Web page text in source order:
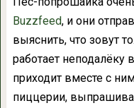
Buzzfeed, и они
выяснить, что зовут
работает неподалёку
приходит вместе с
пиццерии,